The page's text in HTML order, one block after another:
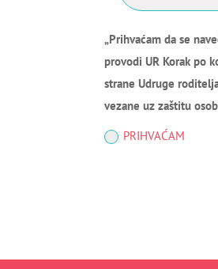
„Prihvaćam da se
provodi UR Korak po
strane Udruge
vezane uz zaštitu
PRIHVAĆAM